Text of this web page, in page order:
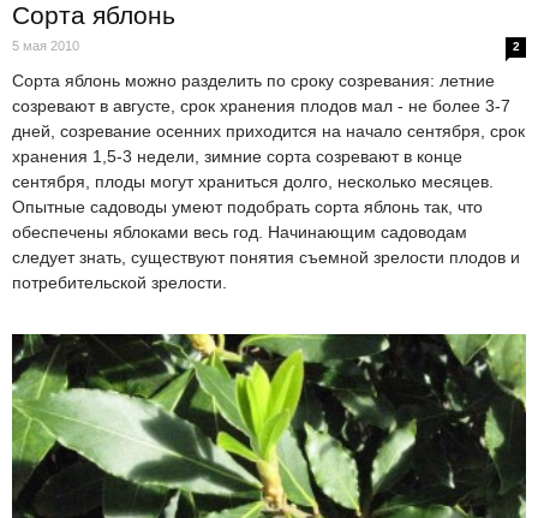
Сорта яблонь
5 мая 2010 2
Сорта яблонь можно разделить по сроку созревания: летние
созревают в августе, срок хранения плодов мал - не более 3-7
дней, созревание осенних приходится на начало сентября, срок
хранения 1,5-3 недели, зимние сорта созревают в конце
сентября, плоды могут храниться долго, несколько месяцев.
Опытные садоводы умеют подобрать сорта яблонь так, что
обеспечены яблоками весь год. Начинающим садоводам
следует знать, существуют понятия съемной зрелости плодов и
потребительской зрелости.